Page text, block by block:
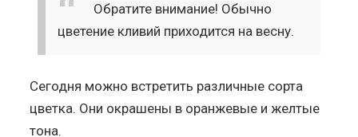
Обратите внимание! Обычно
цветение кливий приходится на весну.
Сегодня можно встретить различные сорта
цветка. Они окрашены в оранжевые и желтые
тона.